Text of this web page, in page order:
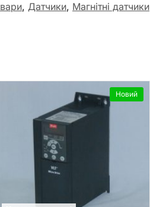
, Датчики, Магнітні датчики
Новий